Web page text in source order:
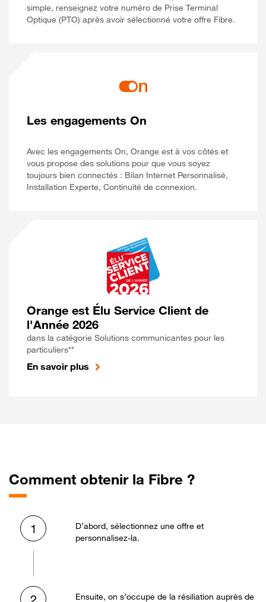
simple, renseignez votre numéro de Prise Terminal
Optique (PTO) après avoir sélectionné votre offre Fibre.
Les engagements On
Avec les engagements On, Orange est à vos côtés et
vous propose des solutions pour que vous soyez
toujours bien connectés : Bilan Internet Personnalisé,
Installation Experte, Continuité de connexion.
Orange est Élu Service Client de
l'Année 2026
dans la catégorie Solutions communicantes pour les
particuliers**
En savoir plus
Comment obtenir la Fibre ?
1
D’abord, sélectionnez une offre et
personnalisez-la.
Ensuite, on s’occupe de la résiliation auprès de